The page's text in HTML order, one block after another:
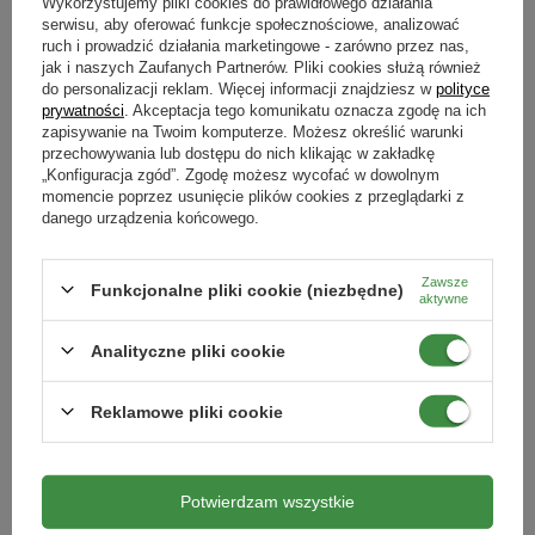
Rośliny iglaste w ogrodzie należy nawozićod marca do lipca. Zwykłe
nawozy możesz używać 3 razy w ciągu sezonu, natomiast nawozy
długodziałające do iglaków – raz w okresie wegetacyjnym.
Iglaki to rośliny wieloletnie i bardzo wytrzymałe, które jednak po zimie
są pozbawione wielu składników odżywczych. Efekty tego da się
zaobserwować na początku wiosny, kiedy igły zaczynają przybierać
najpierw sinozielony, a następnie brązowy kolor. Jeśli chcesz temu
zapobiec, powinieneś zastosować nawóz do iglaków dostępny na
stronie Ziemovit.pl zawierający:
azot – odpowiedzialny za szybki wzrost rośliny przez cały
sezon,
magnez – odpowiedzialny za zielony kolor igieł.
Nawożenie róż w ogrodzie
marca do października. Od kwietnia do połowy sierpnia można to robić
co 3 lub 4 tygodnie, natomiast później powinno się wydłużać okres
odżywiania. Dawka preparatu jest uzależniona od wieku rośliny – młode
odmiany (10–20 g na roślinę) potrzebują innej niż starsze gatunki (30–
serwisu, aby oferować funkcje społecznościowe, analizować
ruch i prowadzić działania marketingowe - zarówno przez nas,
jak i naszych Zaufanych Partnerów. Pliki cookies służą również
do personalizacji reklam. Więcej informacji znajdziesz w polityce
prywatności . Akceptacja tego komunikatu oznacza zgodę na ich
zapisywanie na Twoim komputerze. Możesz określić warunki
przechowywania lub dostępu do nich klikając w zakładkę
„Konfiguracja zgód”. Zgodę możesz wycofać w dowolnym
momencie poprzez usunięcie plików cookies z przeglądarki z
danego urządzenia końcowego.
Funkcjonalne pliki cookie (niezbędne)
Zawsze
aktywne
Analityczne pliki cookie
Reklamowe pliki cookie
Potwierdzam wszystkie